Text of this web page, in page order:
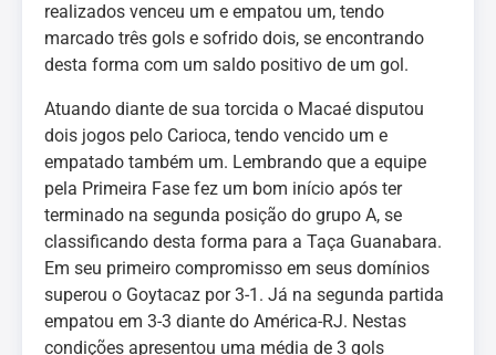
realizados venceu um e empatou um, tendo
marcado três gols e sofrido dois, se encontrando
desta forma com um saldo positivo de um gol.
Atuando diante de sua torcida o Macaé disputou
dois jogos pelo Carioca, tendo vencido um e
empatado também um. Lembrando que a equipe
pela Primeira Fase fez um bom início após ter
terminado na segunda posição do grupo A, se
classificando desta forma para a Taça Guanabara.
Em seu primeiro compromisso em seus domínios
superou o Goytacaz por 3-1. Já na segunda partida
empatou em 3-3 diante do América-RJ. Nestas
condições apresentou uma média de 3 gols